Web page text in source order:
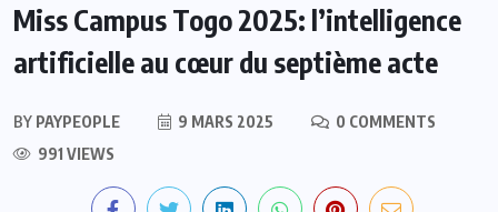
Miss Campus Togo 2025: l’intelligence
artificielle au cœur du septième acte
BY PAYPEOPLE 9 MARS 2025
0 COMMENTS
991 VIEWS